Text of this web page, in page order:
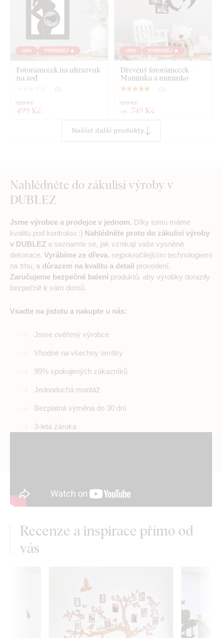
-24% VÝPRODEJ 🔥
Fotorámeček na ultrazvuk
na zeď
( 0)
499 Kč
659 Kč
-24% VÝPRODEJ 🔥
Dřevěný fotorámeček -
Maminka a miminko
( 1 )
od 749 Kč
989 Kč
Načíst další produkty
Nahlédněte do zákulisí výroby v
DUBLEZ
Jsme výrobce a prodejce v jednom. Díky tomu máme
kvalitu pod kontrolou :) Nahlédněte proto do zákulisí výroby
v DUBLEZ a seznamte se, jak vznikají vaše vysněné
dekorace. Vyrábíme ze dřeva, nejpokročilejšími technologiemi
na trhu, s důrazem na kvalitu a detail provedení.
Zaručujeme bezpečné balení produktů, aby výrobky dorazily
bezpečně k vám domů.
Vsadte na jistotu a nakupte u nás:
Jsme ověřený výrobce
Vhodné na všechny omítky
99% spokojených zákazníků
Jednoduchá montáž
Bezplatná výměna do 30 dní
3-letá záruka
Recenze a inspirace přímo od
vás